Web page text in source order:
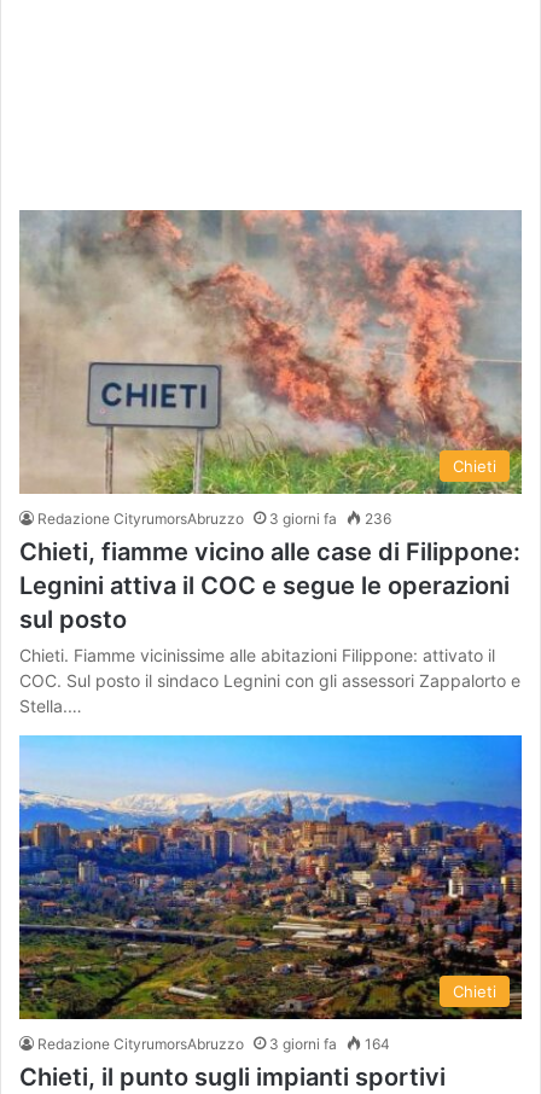
Chieti
Redazione CityrumorsAbruzzo 3 giorni fa 236
Chieti, fiamme vicino alle case di Filippone:
Legnini attiva il COC e segue le operazioni
sul posto
Chieti. Fiamme vicinissime alle abitazioni Filippone: attivato il
COC. Sul posto il sindaco Legnini con gli assessori Zappalorto e
Stella.…
Chieti
Redazione CityrumorsAbruzzo 3 giorni fa 164
Chieti, il punto sugli impianti sportivi